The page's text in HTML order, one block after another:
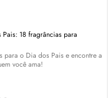
18 fragrâncias para
o Dia dos Pais e encontre a
você ama!